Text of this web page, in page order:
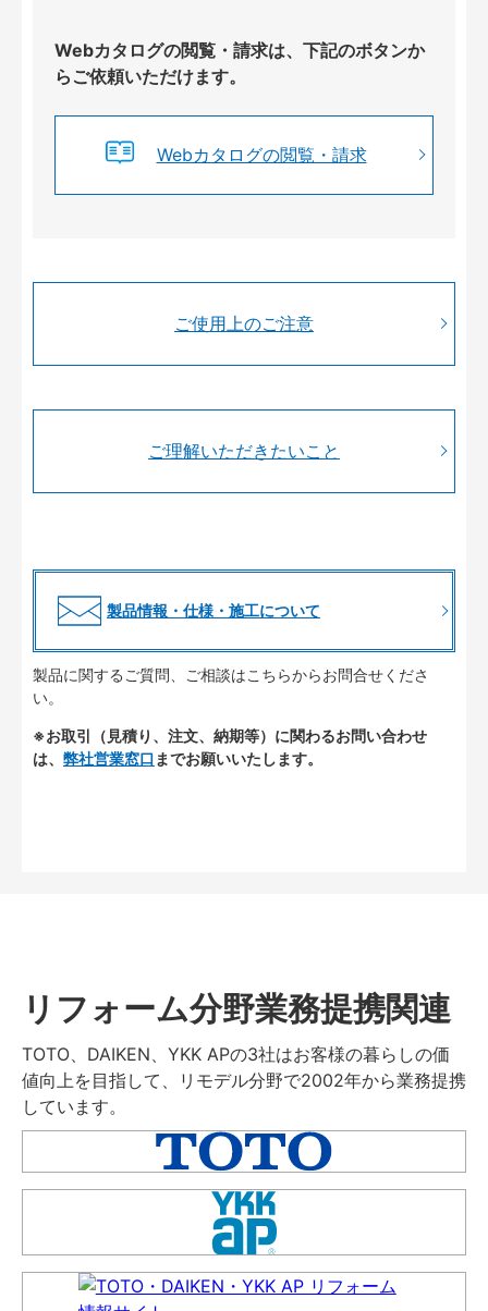
Webカタログの閲覧・請求は、下記のボタンか
らご依頼いただけます。
Webカタログの閲覧・請求
ご使用上のご注意
ご理解いただきたいこと
製品情報・仕様・施工について
製品に関するご質問、ご相談はこちらからお問合せくださ
い。
※お取引（見積り、注文、納期等）に関わるお問い合わせ
は、 弊社営業窓口 までお願いいたします。
リフォーム分野業務提携関連
TOTO、DAIKEN、YKK APの3社はお客様の暮らしの価
値向上を目指して、リモデル分野で2002年から業務提携
しています。